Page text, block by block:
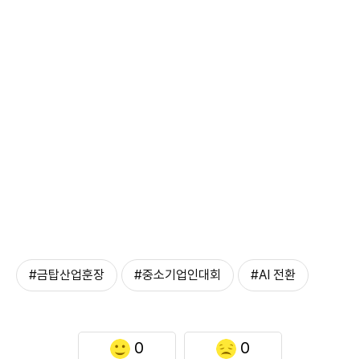
#금탑산업훈장 #중소기업인대회 #AI 전환
0 0